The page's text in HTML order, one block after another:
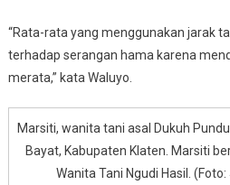
“Rata-rata yang menggunakan jarak
terhadap serangan hama karena
merata,” kata Waluyo.
Marsiti, wanita tani asal Dukuh
Bayat, Kabupaten Klaten. Marsiti
Wanita Tani Ngudi Hasil.